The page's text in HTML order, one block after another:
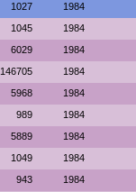
1027 1984
1045 1984
6029 1984
146705 1984
5968 1984
989 1984
5889 1984
1049 1984
943 1984